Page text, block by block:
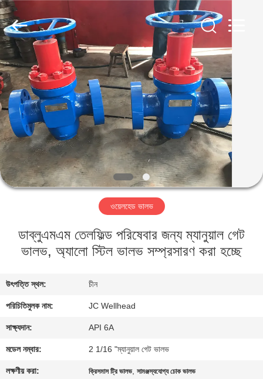
বাড়ি
পণ্য
আমাদের
সম্পর্কে
কারখানা
যোগাযোগ
করুন
খবর
ZZTOP
OIL
TOOLS
CO.，
LTD.
All
Rights
Reserved.
ওয়েলহেড ভালভ
ডাব্লুএমএম তেলফিল্ড পরিষেবার জন্য ম্যানুয়াল গেট
ভালভ, অ্যালো স্টিল ভালভ সম্প্রসারণ করা হচ্ছে
উৎপত্তি স্থল: চীন
পরিচিতিমুলক নাম: JC Wellhead
সাক্ষ্যদান: API 6A
মডেল নম্বার: 2 1/16 "ম্যানুয়াল গেট ভালভ
লক্ষণীয় করা: ক্রিসমাস ট্রি ভালভ,সামঞ্জস্যযোগ্য চোক ভালভ